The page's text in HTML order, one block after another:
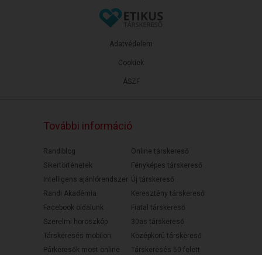
ÁSZF
Adatvédelem
Cookiek
További információ
Randiblog
Sikertörténetek
Intelligens ajánlórendszer
Randi Akadémia
Facebook oldalunk
Szerelmi horoszkóp
Társkeresés mobilon
Párkeresők most online
Online társkereső
Fényképes társkereső
Új társkereső
Keresztény társkereső
Fiatal társkereső
30as társkereső
Középkorú társkereső
Társkeresés 50 felett